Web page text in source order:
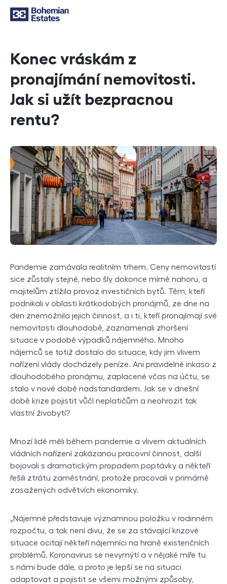
Konec vráskám z
pronajímání nemovitosti.
Jak si užít bezpracnou
rentu?
Pandemie zamávala realitním trhem. Ceny nemovitostí
sice zůstaly stejné, nebo šly dokonce mírně nahoru, a
majitelům ztížila provoz investičních bytů. Těm, kteří
podnikali v oblasti krátkodobých pronájmů, ze dne na
den znemožnila jejich činnost, a i ti, kteří pronajímají své
nemovitosti dlouhodobě, zaznamenali zhoršení
situace v podobě výpadků nájemného. Mnoho
nájemců se totiž dostalo do situace, kdy jim vlivem
nařízení vlády docházely peníze. Ani pravidelné inkaso z
dlouhodobého pronájmu, zaplacené včas na účtu, se
stalo v nové době nadstandardem. Jak se v dnešní
době krize pojistit vůčI neplatičům a neohrozit tak
vlastní živobytí?
Mnozí lidé měli během pandemie a vlivem aktuálních
vládních nařízení zakázanou pracovní činnost, další
bojovali s dramatickým propadem poptávky a někteří
řešili ztrátu zaměstnání, protože pracovali v primárně
zasažených odvětvích ekonomiky.
„Nájemné představuje významnou položku v rodinném
rozpočtu, a tak není divu, že se za stávající krizové
situace ocitají někteří nájemníci na hraně existenčních
problémů. Koronavirus se nevymýtí a v nějaké míře tu
s námi bude dále, a proto je lepší se na situaci
adaptovat a pojistit se všemi možnými způsoby,